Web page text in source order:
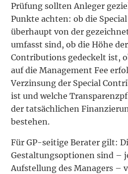
Prüfung sollten Anleger
Punkte achten: ob die
überhaupt von der
umfasst sind, ob die Höhe
Contributions gedeckelt ist,
auf die Management Fee
Verzinsung der Special
ist und welche
der tatsächlichen
bestehen.
Für GP-seitige Berater gilt:
Gestaltungsoptionen sind –
Aufstellung des Managers –